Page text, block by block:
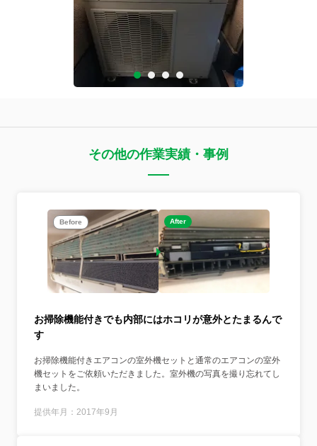
その他の作業実績・事例
Before After
お掃除機能付きでも内部にはホコリが意外とたまるんで
す
お掃除機能付きエアコンの室外機セットと通常のエアコンの室外
機セットをご依頼いただきました。室外機の写真を撮り忘れてし
まいました。
提供年月：2017年9月